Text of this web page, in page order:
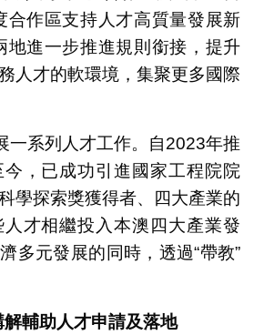
合作區支持人才高質量發展新
地進一步推進規則銜接，提升
人才的軟環境，集聚更多國際
一系列人才工作。自2023年推
，已成功引進國家工程院院
學探索獎獲得者、四大產業的
才相繼投入本澳四大產業發
多元發展的同時，透過“帶教”
解輔助人才申請及落地